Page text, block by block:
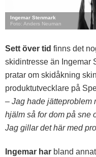
Ingemar Stenmark
Foto: Anders Neuman
Sett över tid finns det
skidintresse än Ingemar
pratar om skidåkning
produktutvecklare på
– Jag hade jätteproblem
hjälm så for dom på sne
Jag gillar det här med
Ingemar har bland